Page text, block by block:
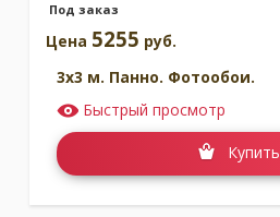
Под заказ
Цена 5255 руб.
3x3 м. Панно. Фотообои.
Быстрый просмотр
Купить